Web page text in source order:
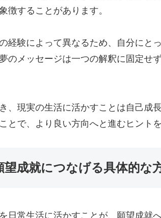
徴することがあります。
経験によって異なるため、自分にと
のメッセージは一つの解釈に固定せ
、現実の生活に活かすことは自己成
とで、より良い方向へと進むヒント
成就につなげる具体的な
日常生活に活かすことが、願望成就